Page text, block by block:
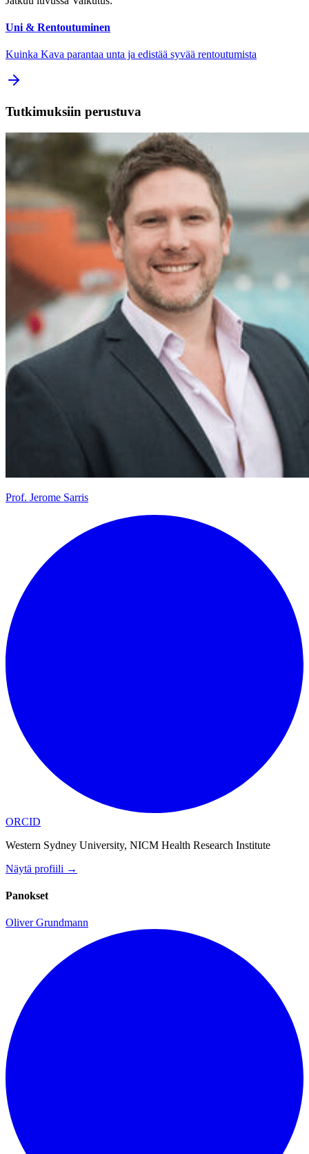
Uni & Rentoutuminen
Kuinka Kava parantaa unta ja edistää syvää rentoutumista
Tutkimuksiin perustuva
Prof. Jerome Sarris
ORCID
Western Sydney University, NICM Health Research Institute
Näytä profiili →
Panokset
Oliver Grundmann